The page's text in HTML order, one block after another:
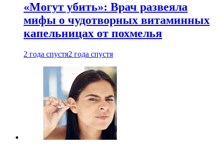
«Могут убить»: Врач развеяла
мифы о чудотворных витаминных
капельницах от похмелья
2 года спустя2 года спустя